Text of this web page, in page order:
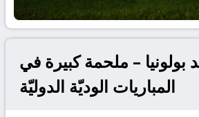
– ملحمة كبيرة في
المباريات الوديّة الدوليّة